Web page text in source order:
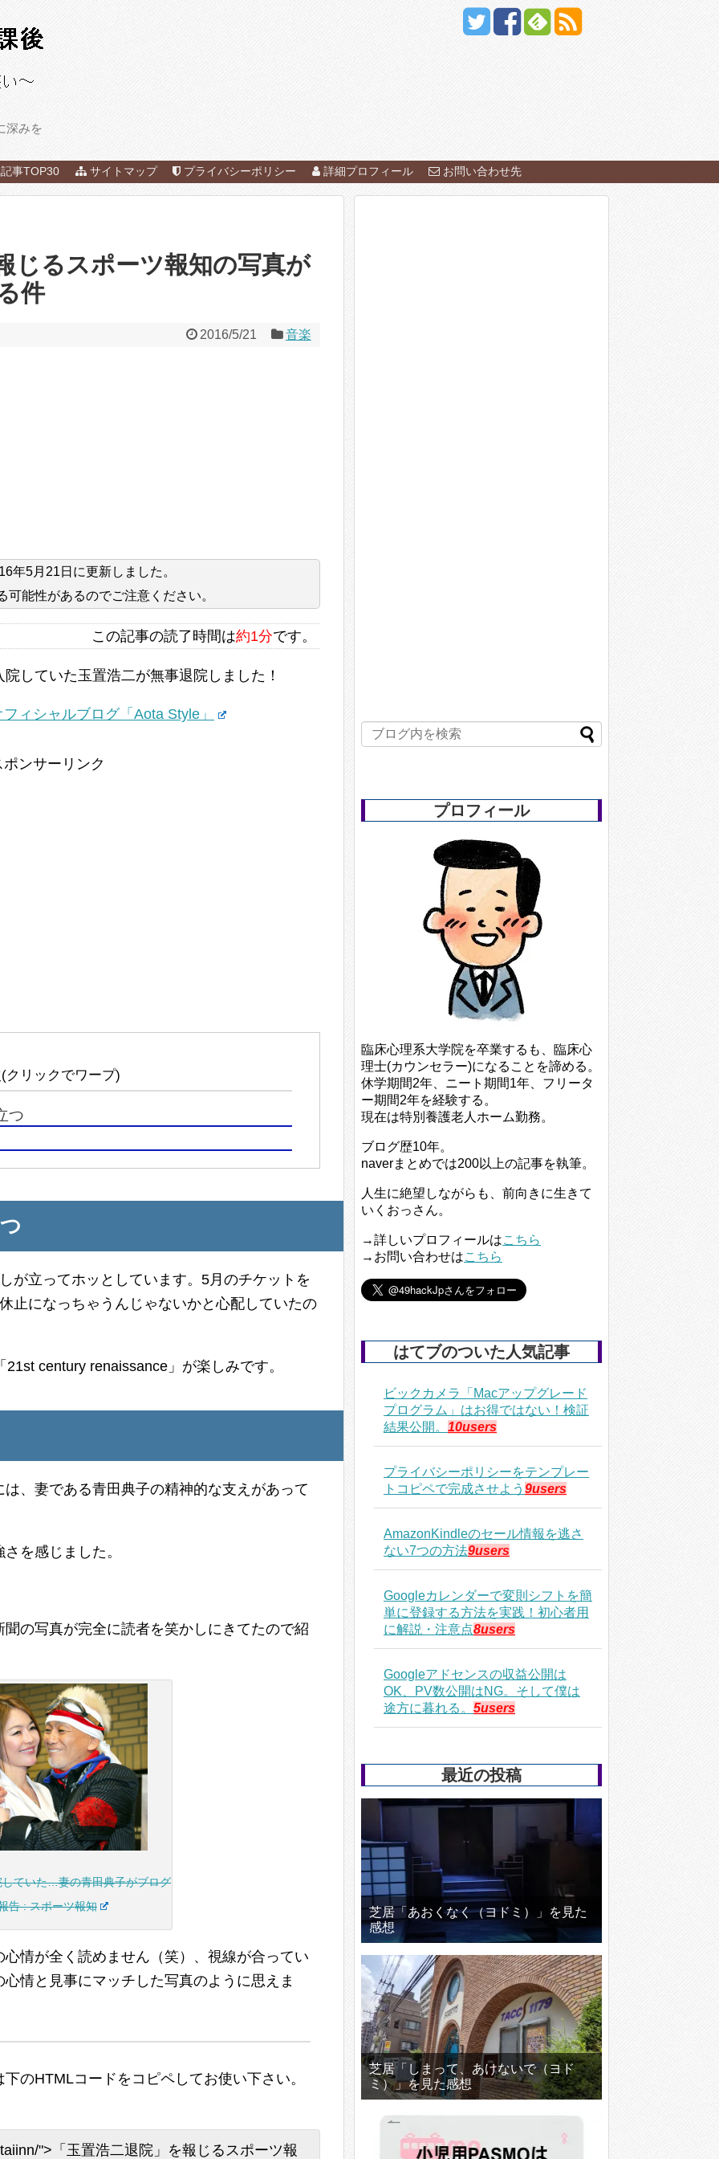
深みを
事TOP30 サイトマップ プライバシーポリシー 詳細プロフィール お問い合わせ先
じるスポーツ報知の写真が
件
2016/5/21 音楽
年5月21日 に更新しました。
可能性があるのでご注意ください。
この記事の読了時間は約1分です。
していた玉置浩二が無事退院しました！
ィシャルブログ「Aota Style」
ポンサーリンク
クリックでワープ)
つ
が立ってホッとしています。5月のチケットを
止になっちゃうんじゃないかと心配していたの
century renaissance」が楽しみです。
、妻である青田典子の精神的な支えがあって
を感じました。
の写真が完全に読者を笑かしにきてたので紹
していた…妻の青田典子がブログ
告 : スポーツ報知
情が全く読めません（笑）、視線が合ってい
情と見事にマッチした写真のように思えま
のHTMLコードをコピペしてお使い下さい。
">「玉置浩二退院」を報じるスポーツ報
プロフィール
臨床心理系大学院を卒業するも、臨床心
理士(カウンセラー)になることを諦める。
休学期間2年、ニート期間1年、フリータ
ー期間2年を経験する。
現在は特別養護老人ホーム勤務。
ブログ歴10年。
naverまとめでは200以上の記事を執筆。
人生に絶望しながらも、前向きに生きて
いくおっさん。
→詳しいプロフィールはこちら
→お問い合わせはこちら
はてブのついた人気記事
ビックカメラ「Macアップグレード
プログラム」はお得ではない！検証
結果公開。 10users
プライバシーポリシーをテンプレー
トコピペで完成させよう 9users
AmazonKindleのセール情報を逃さ
ない7つの方法9users
Googleカレンダーで変則シフトを簡
単に登録する方法を実践！初心者用
に解説・注意点8users
Googleアドセンスの収益公開は
OK、PV数公開はNG。そして僕は
途方に暮れる。 5users
最近の投稿
芝居「あおくなく（ヨドミ）」を見た
感想
芝居「しまって、あけないで（ヨド
ミ）」を見た感想